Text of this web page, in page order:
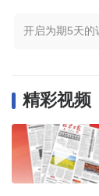
开启为期5天的
精彩视频